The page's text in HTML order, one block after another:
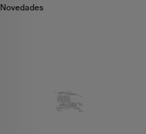
Novedades